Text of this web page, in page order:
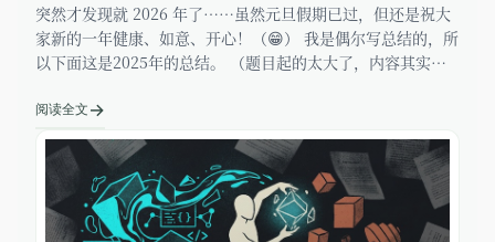
突然才发现就 2026 年了……虽然元旦假期已过，但还是祝大
家新的一年健康、如意、开心！（😁） 我是偶尔写总结的，所
以下面这是2025年的总结。 （题目起的太大了，内容其实是
阅读全文 →